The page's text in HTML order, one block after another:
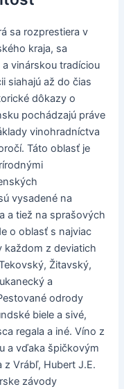
sa rozprestiera v
kraja, sa
vinárskou tradíciou
siahajú až do čias
dôkazy o
pochádzajú práve
vinohradníctva
Táto oblasť je
vysadené na
a tiež na sprašových
o oblasť s najviac
každom z deviatich
Žitavský,
a
odrody
biele a sivé,
regala a iné. Víno z
a vďaka špičkovým
Vrábľ, Hubert J.E.
závody